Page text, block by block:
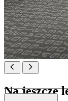
Na jeszcze